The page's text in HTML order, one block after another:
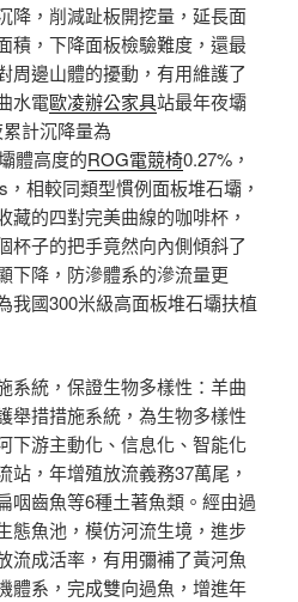
降，削減趾板開挖量，延長面
積，下降面板檢驗難度，還最
周邊山體的擾動，有用維護了
水電歐凌辦公家具站最年夜壩
計沉降量為
體高度的ROG電競椅0.27%，
相較同類型慣例面板堆石壩，
藏的四對完美曲線的咖啡杯，
杯子的把手竟然向內側傾斜了
下降，防滲體系的滲流量更
我國300米級高面板堆石壩扶植
系統，保證生物多樣性：羊曲
舉措措施系統，為生物多樣性
下游主動化、信息化、智能化
站，年增殖放流義務37萬尾，
咽齒魚等6種土著魚類。經由過
態魚池，模仿河流生境，進步
流成活率，有用彌補了黃河魚
體系，完成雙向過魚，增進年